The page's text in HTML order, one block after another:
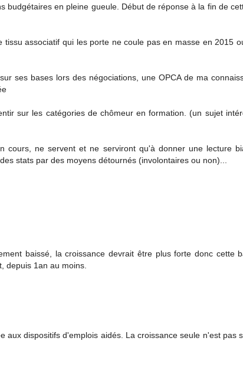
en pleine gueule. Début de réponse à la fin de
associatif qui les porte ne coule pas en masse en 2015
ses bases lors des négociations, une OPCA de ma
sur les catégories de chômeur en formation. (un sujet
ne servent et ne serviront qu'à donner une lecture
stats par des moyens détournés (involontaires ou non)...
baissé, la croissance devrait être plus forte donc cette
depuis 1an au moins.
dispositifs d'emplois aidés. La croissance seule n'est pas